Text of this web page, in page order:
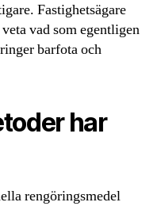
Fastighetsägare
vad som egentligen
barfota och
har
rengöringsmedel